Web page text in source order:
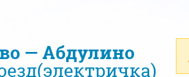
— Абдулино